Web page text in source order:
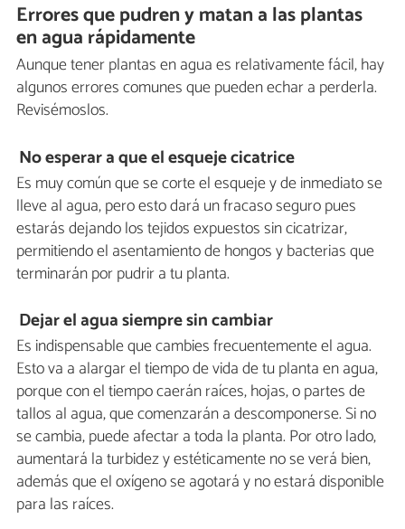
Errores que pudren y matan a las plantas
en agua rápidamente
Aunque tener plantas en agua es relativamente fácil, hay
algunos errores comunes que pueden echar a perderla.
Revisémoslos.
No esperar a que el esqueje cicatrice
Es muy común que se corte el esqueje y de inmediato se
lleve al agua, pero esto dará un fracaso seguro pues
estarás dejando los tejidos expuestos sin cicatrizar,
permitiendo el asentamiento de hongos y bacterias que
terminarán por pudrir a tu planta.
Dejar el agua siempre sin cambiar
Es indispensable que cambies frecuentemente el agua.
Esto va a alargar el tiempo de vida de tu planta en agua,
porque con el tiempo caerán raíces, hojas, o partes de
tallos al agua, que comenzarán a descomponerse. Si no
se cambia, puede afectar a toda la planta. Por otro lado,
aumentará la turbidez y estéticamente no se verá bien,
además que el oxígeno se agotará y no estará disponible
para las raíces.